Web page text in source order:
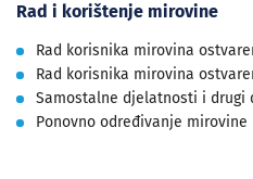
Rad i korištenje mirovine
Rad korisnika mirovina
Rad korisnika mirovina
Samostalne djelatnosti i drugi
Ponovno određivanje mirovine